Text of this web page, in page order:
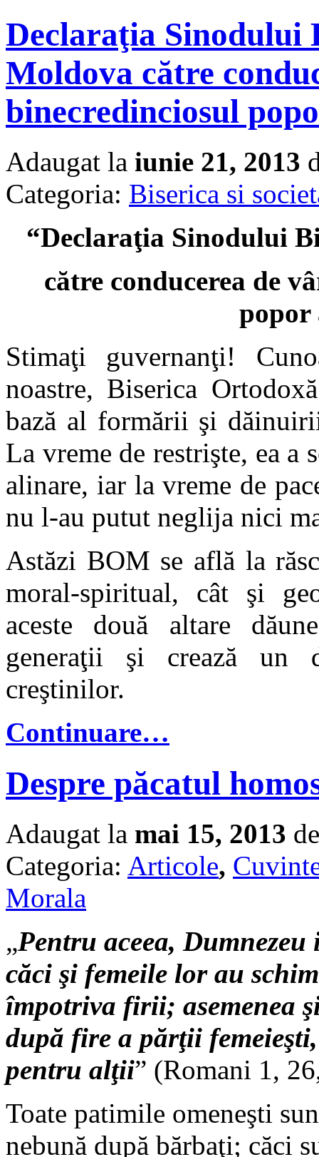
Declaraţia Sinodului
Moldova către
binecredinciosul
Adaugat la iunie 21, 2013
Categoria: Biserica si
“Declaraţia Sinodului
către conducerea de
popor
Stimaţi guvernanţi!
noastre, Biserica
bază al formării şi
La vreme de restrişte, ea a
alinare, iar la vreme de
nu l-au putut neglija nici
Astăzi BOM se află la
moral-spiritual, cât şi
aceste două altare
generaţii şi crează un
creştinilor.
Continuare…
Despre păcatul
Adaugat la mai 15, 2013
Categoria: Articole,
Morala
„Pentru aceea,
căci şi femeile lor au
împotriva firii; asemenea
după fire a părţii
pentru alţii” (Romani 1,
Toate patimile omeneşti
nebună după bărbaţi; căci